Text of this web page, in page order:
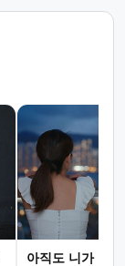
아직도 니가 그